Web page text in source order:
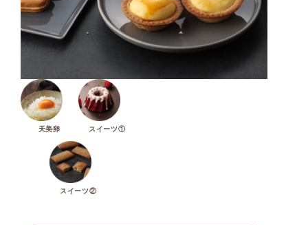
天美卵 スイーツ①
スイーツ②